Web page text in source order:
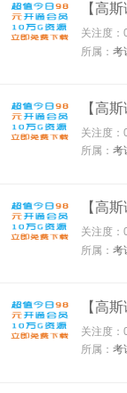
【高
关注度：
所属：考
关注度：
所属：考
关注度：
所属：考
【高
关注度：
所属：考